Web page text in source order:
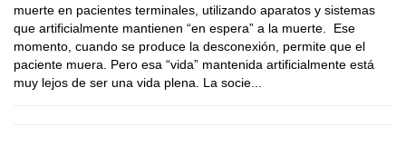
muerte en pacientes terminales, utilizando aparatos y sistemas
que artificialmente mantienen “en espera” a la muerte. Ese
momento, cuando se produce la desconexión, permite que el
paciente muera. Pero esa “vida” mantenida artificialmente está
muy lejos de ser una vida plena. La socie...